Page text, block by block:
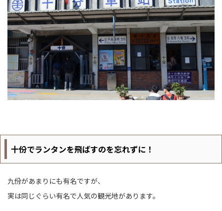
十份でランタンを飛ばすのを忘れずに！
九份があまりにも有名ですが、
実は同じぐらい有名で人気の観光地があります。